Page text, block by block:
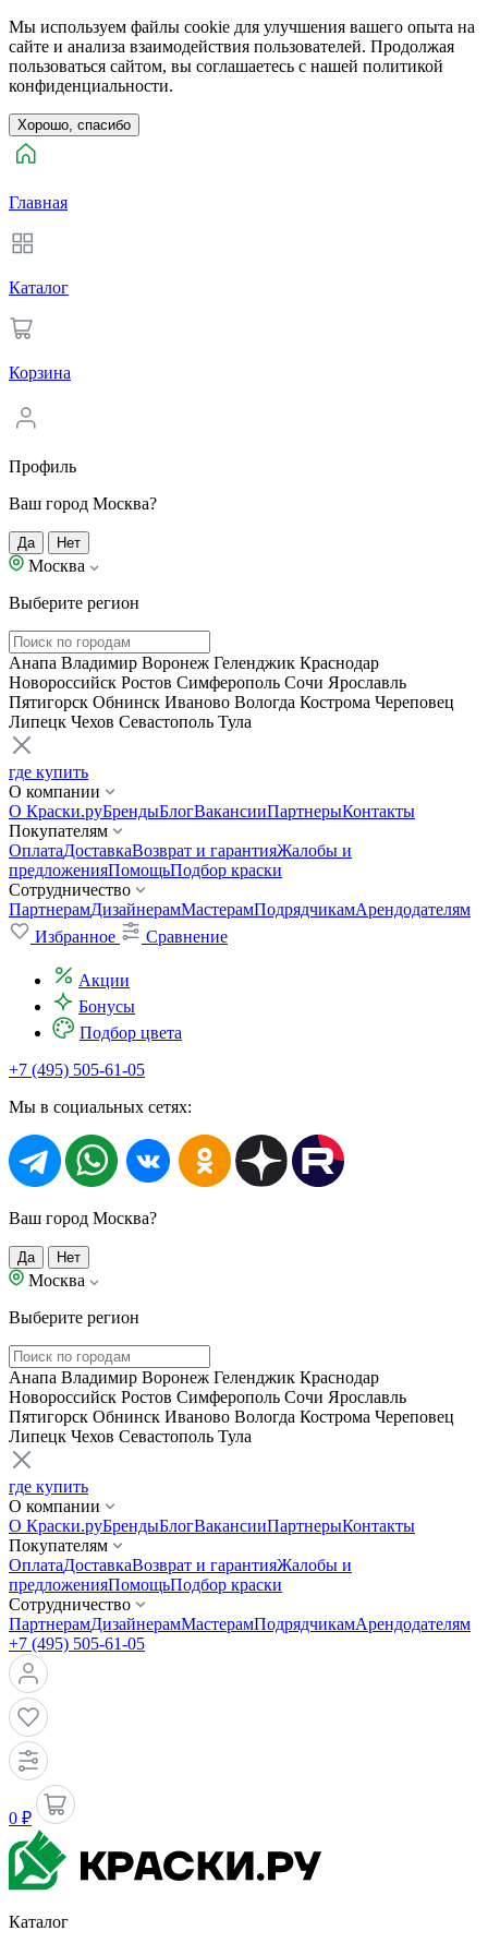
Мы используем файлы cookie для улучшения вашего опыта на
сайте и анализа взаимодействия пользователей. Продолжая
пользоваться сайтом, вы соглашаетесь с нашей политикой
конфиденциальности.
Хорошо, спасибо
Главная
Каталог
Корзина
Профиль
Ваш город Москва?
Да Нет
Москва
Выберите регион
Анапа Владимир Воронеж Геленджик Краснодар
Новороссийск Ростов Симферополь Сочи Ярославль
Пятигорск Обнинск Иваново Вологда Кострома Череповец
Липецк Чехов Севастополь Тула
где купить
О компании
О Краски.руБрендыБлогВакансииПартнерыКонтакты
Покупателям
ОплатаДоставкаВозврат и гарантияЖалобы и
предложенияПомощьПодбор краски
Сотрудничество
ПартнерамДизайнерамМастерамПодрядчикамАрендодателям
Избранное
Сравнение
Акции
Бонусы
Подбор цвета
+7 (495) 505-61-05
Мы в социальных сетях:
Ваш город Москва?
Да Нет
Москва
Выберите регион
Анапа Владимир Воронеж Геленджик Краснодар
Новороссийск Ростов Симферополь Сочи Ярославль
Пятигорск Обнинск Иваново Вологда Кострома Череповец
Липецк Чехов Севастополь Тула
где купить
О компании
О Краски.руБрендыБлогВакансииПартнерыКонтакты
Покупателям
ОплатаДоставкаВозврат и гарантияЖалобы и
предложенияПомощьПодбор краски
Сотрудничество
ПартнерамДизайнерамМастерамПодрядчикамАрендодателям
+7 (495) 505-61-05
0 ₽
Каталог